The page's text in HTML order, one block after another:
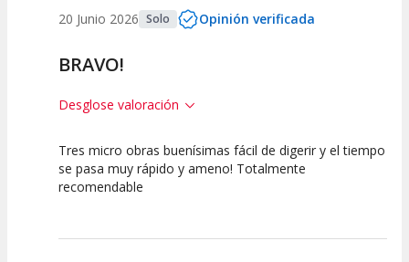
20 Junio 2026 Solo Opinión verificada
BRAVO!
Desglose valoración
10
Calidad del
10 10
Tres micro obras buenísimas fácil de digerir y el tiempo
se pasa muy rápido y ameno! Totalmente
recomendable